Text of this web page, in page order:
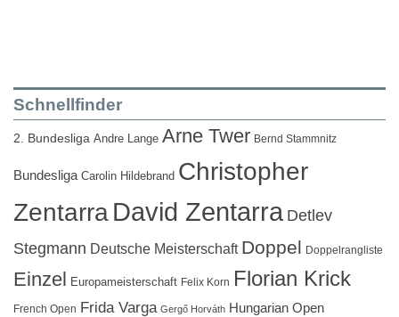
Schnellfinder
2. Bundesliga Andre Lange Arne Twer Bernd Stammnitz
Bundesliga Carolin Hildebrand Christopher
ZentarraDavid Zentarra Detlev
Stegmann Deutsche Meisterschaft Doppel Doppelrangliste
Einzel Europameisterschaft Felix Korn Florian Krick
French Open Frida Varga Gergő Horváth Hungarian Open